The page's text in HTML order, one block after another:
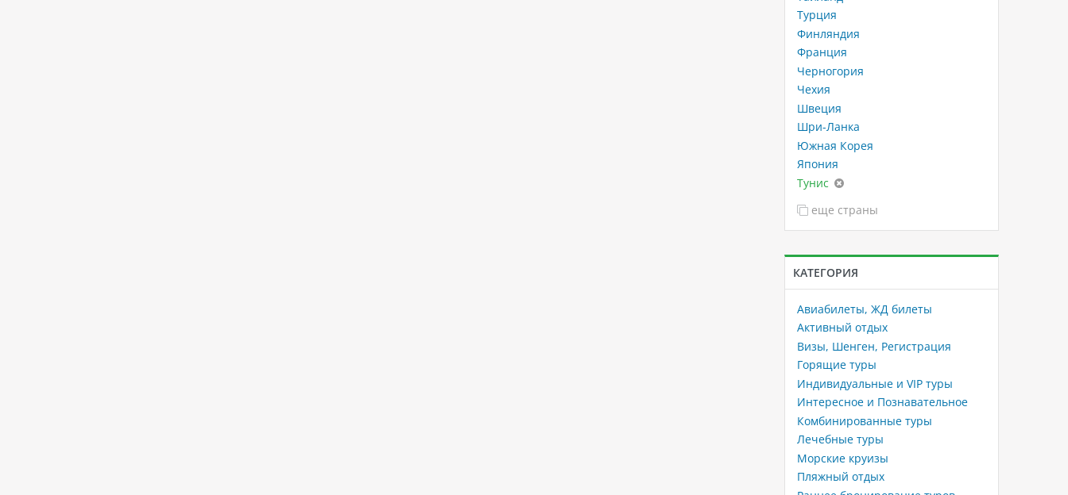
Турция
Финляндия
Франция
Черногория
Чехия
Швеция
Шри-Ланка
Южная Корея
Япония
Тунис
еще страны
КАТЕГОРИЯ
Авиабилеты, ЖД билеты
Активный отдых
Визы, Шенген, Регистрация
Горящие туры
Индивидуальные и VIP туры
Интересное и Познавательное
Комбинированные туры
Лечебные туры
Морские круизы
Пляжный отдых